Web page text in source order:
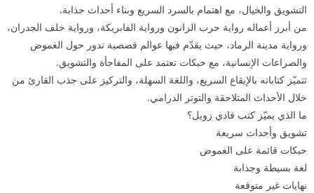
التشويق والخيال، مع اهتمام بالسرد السريع وبناء أحداث جذابة.
من أبرز أعماله رواية حرب الزانون ورواية الفابريكة، ورواية خلف الجدران،
ورواية مدينة الرماد، حيث يقدّم فيها عوالم قصصية تدور حول الغموض
والصراعات الإنسانية، مع حبكات تعتمد على المفاجأة والتشويق.
تتميّز كتاباته بالإيقاع السريع، واللغة السهلة، والتركيز على جذب القارئ من
خلال الأحداث المتلاحقة والتوتر الدرامي.
ما الذي يميّز كتب فادي زويل؟
تشويق وأحداث سريعة
حبكات قائمة على الغموض
لغة بسيطة وجذابة
نهايات غير متوقعة